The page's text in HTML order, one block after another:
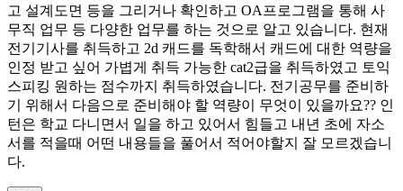
고 설계도면 등을 그리거나 확인하고 OA프로그램을 통해 사
무직 업무 등 다양한 업무를 하는 것으로 알고 있습니다. 현재
전기기사를 취득하고 2d 캐드를 독학해서 캐드에 대한 역량을
인정 받고 싶어 가볍게 취득 가능한 cat2급을 취득하였고 토익
스피킹 원하는 점수까지 취득하였습니다. 전기공무를 준비하
기 위해서 다음으로 준비해야 할 역량이 무엇이 있을까요?? 인
턴은 학교 다니면서 일을 하고 있어서 힘들고 내년 초에 자소
서를 적을때 어떤 내용들을 풀어서 적어야할지 잘 모르겠습니
다.